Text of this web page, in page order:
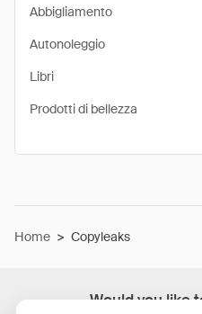
Would you like
Abbigliamento
Autonoleggio
Libri
Prodotti di bellezza
Home > Copyleaks